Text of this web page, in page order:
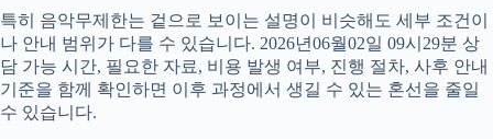
특히 음악무제한는 겉으로 보이는 설명이 비슷해도 세부 조건이
나 안내 범위가 다를 수 있습니다. 2026년06월02일 09시29분 상
담 가능 시간, 필요한 자료, 비용 발생 여부, 진행 절차, 사후 안내
기준을 함께 확인하면 이후 과정에서 생길 수 있는 혼선을 줄일
수 있습니다.